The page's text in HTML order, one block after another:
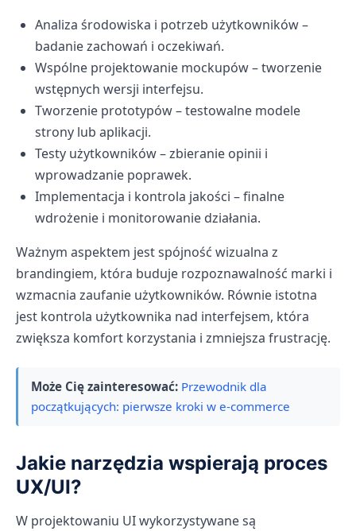
Analiza środowiska i potrzeb użytkowników –
badanie zachowań i oczekiwań.
Wspólne projektowanie mockupów – tworzenie
wstępnych wersji interfejsu.
Tworzenie prototypów – testowalne modele
strony lub aplikacji.
Testy użytkowników – zbieranie opinii i
wprowadzanie poprawek.
Implementacja i kontrola jakości – finalne
wdrożenie i monitorowanie działania.
Ważnym aspektem jest spójność wizualna z
brandingiem, która buduje rozpoznawalność marki i
wzmacnia zaufanie użytkowników. Równie istotna
jest kontrola użytkownika nad interfejsem, która
zwiększa komfort korzystania i zmniejsza frustrację.
Może Cię zainteresować: Przewodnik dla
początkujących: pierwsze kroki w e-commerce
Jakie narzędzia wspierają proces
UX/UI?
W projektowaniu UI wykorzystywane są